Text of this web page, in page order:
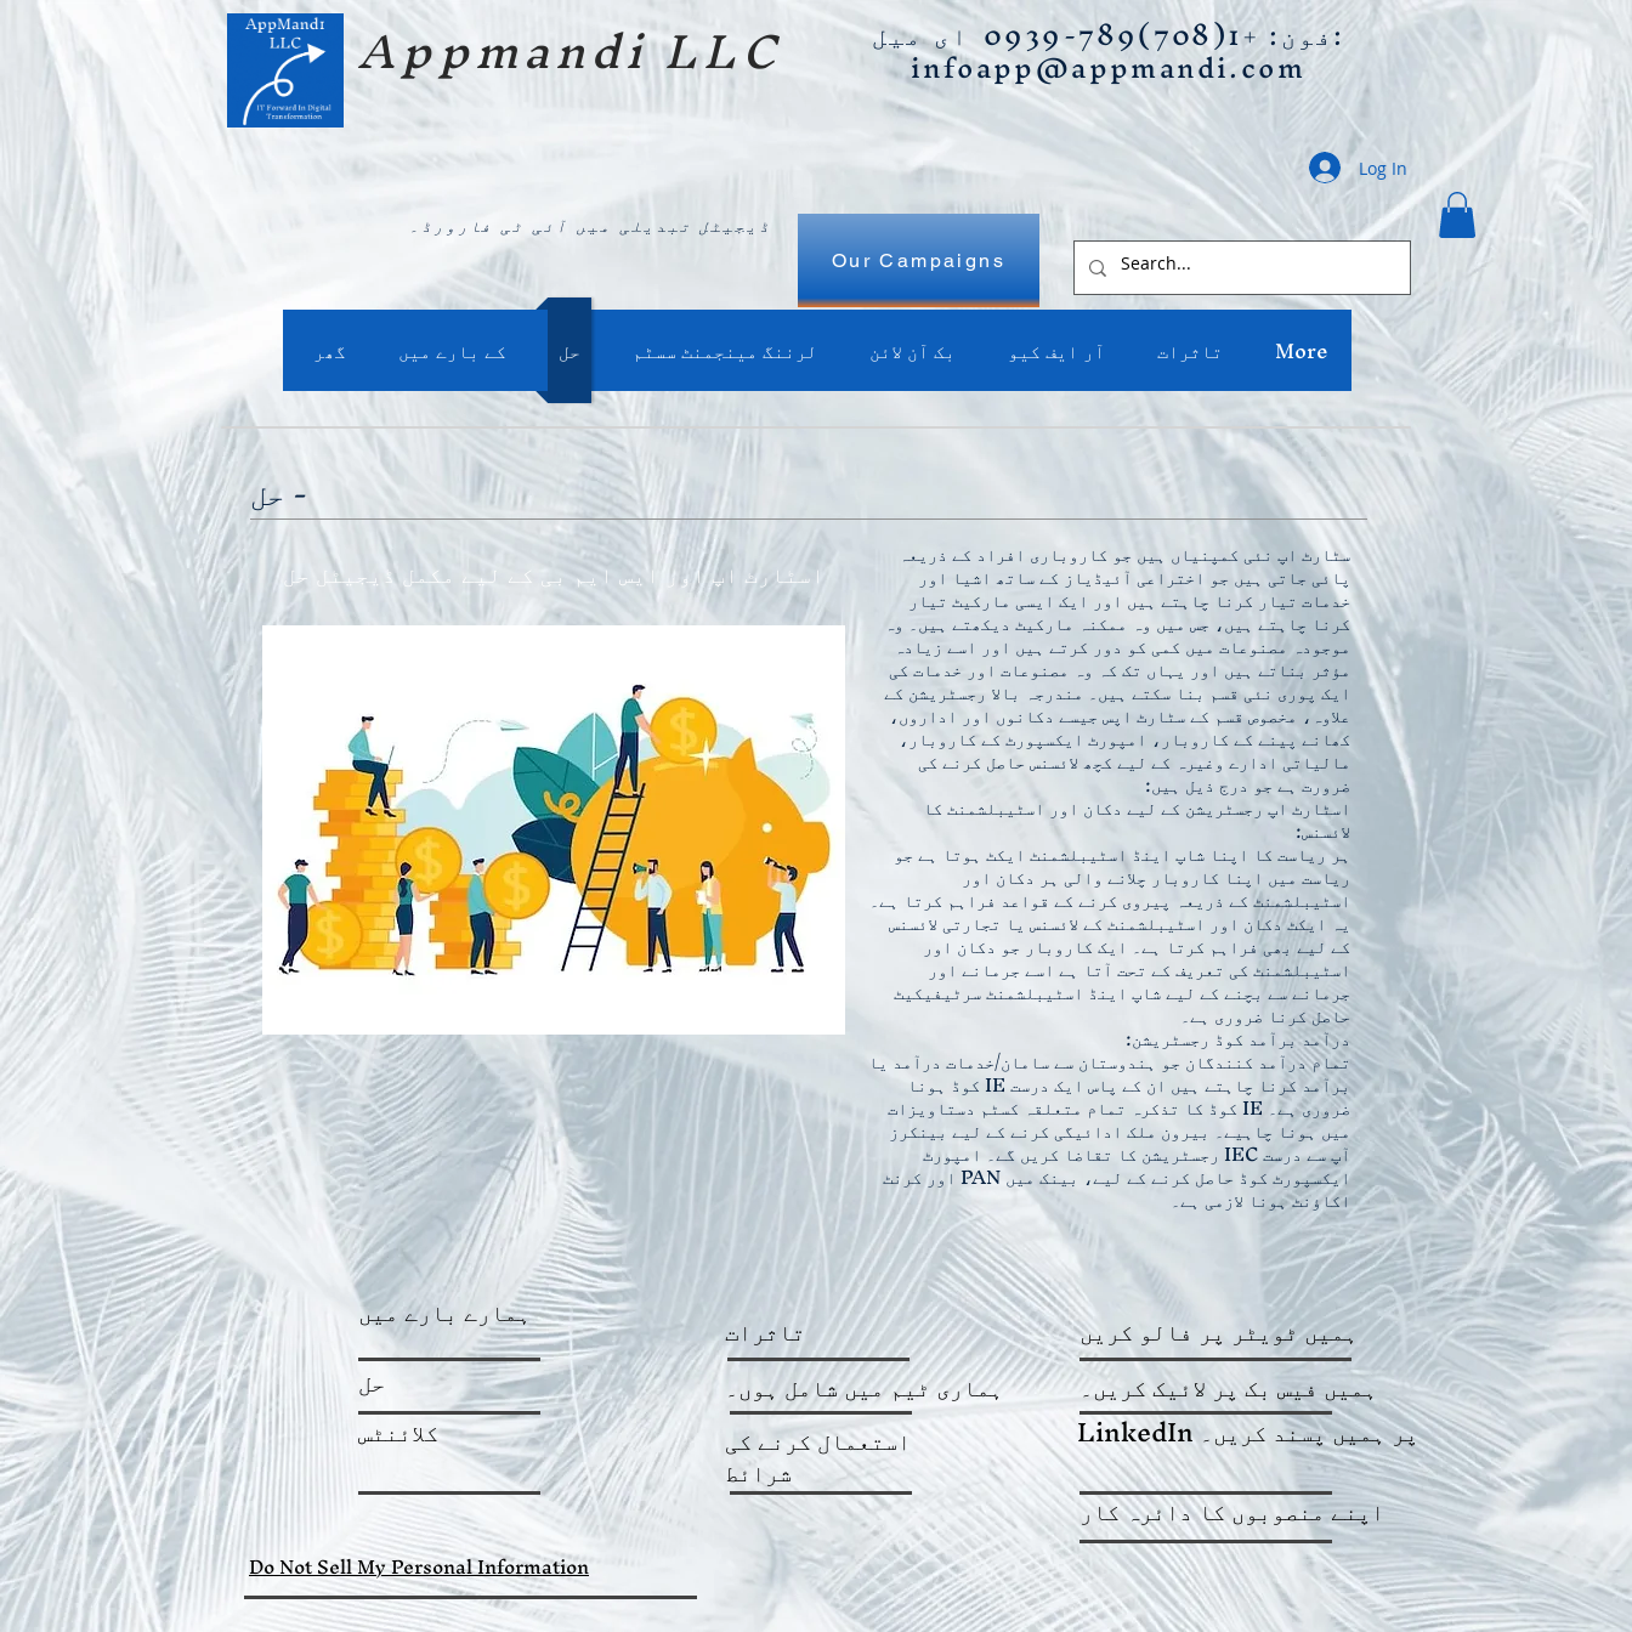
Appmandi LLC فون: +1(708)789-0939ای میل:
infoapp@appmandi.com
Log In
ڈیجیٹل تبدیلی میں آئی ٹی فارورڈ۔
گھر کے بارے میں حل لرننگ مینجمنٹ سسٹم بک آن لائن آر ایف کیو تاثرات More
Our Campaigns
حل -
اسٹارٹ اپ اور ایس ایم بی کے لیے مکمل ڈیجیٹل حل سٹارٹ اپ نئی کمپنیاں ہیں جو کاروباری افراد کے ذریعہ
پائی جاتی ہیں جو اختراعی آئیڈیاز کے ساتھ اشیا اور
خدمات تیار کرنا چاہتے ہیں اور ایک ایسی مارکیٹ تیار
کرنا چاہتے ہیں، جس میں وہ ممکنہ مارکیٹ دیکھتے ہیں۔ وہ
موجودہ مصنوعات میں کمی کو دور کرتے ہیں اور اسے زیادہ
مؤثر بناتے ہیں اور یہاں تک کہ وہ مصنوعات اور خدمات کی
ایک پوری نئی قسم بنا سکتے ہیں۔ مندرجہ بالا رجسٹریشن کے
علاوہ، مخصوص قسم کے سٹارٹ اپس جیسے دکانوں اور اداروں،
کھانے پینے کے کاروبار، امپورٹ ایکسپورٹ کے کاروبار،
مالیاتی ادارے وغیرہ کے لیے کچھ لائسنس حاصل کرنے کی
ضرورت ہے جو درج ذیل ہیں:
اسٹارٹ اپ رجسٹریشن کے لیے دکان اور اسٹیبلشمنٹ کا
لائسنس:
ہر ریاست کا اپنا شاپ اینڈ اسٹیبلشمنٹ ایکٹ ہوتا ہے جو
ریاست میں اپنا کاروبار چلانے والی ہر دکان اور
اسٹیبلشمنٹ کے ذریعہ پیروی کرنے کے قواعد فراہم کرتا ہے۔
یہ ایکٹ دکان اور اسٹیبلشمنٹ کے لائسنس یا تجارتی لائسنس
کے لیے بھی فراہم کرتا ہے۔ ایک کاروبار جو دکان اور
اسٹیبلشمنٹ کی تعریف کے تحت آتا ہے اسے جرمانے اور
جرمانے سے بچنے کے لیے شاپ اینڈ اسٹیبلشمنٹ سرٹیفیکیٹ
حاصل کرنا ضروری ہے۔
درآمد برآمد کوڈ رجسٹریشن:
تمام درآمد کنندگان جو ہندوستان سے سامان/خدمات درآمد یا
برآمد کرنا چاہتے ہیں ان کے پاس ایک درست IE کوڈ ہونا
ضروری ہے۔ IE کوڈ کا تذکرہ تمام متعلقہ کسٹم دستاویزات
میں ہونا چاہیے۔ بیرون ملک ادائیگی کرنے کے لیے بینکرز
آپ سے درست IEC رجسٹریشن کا تقاضا کریں گے۔ امپورٹ
ایکسپورٹ کوڈ حاصل کرنے کے لیے، بینک میں PAN اور کرنٹ
اکاؤنٹ ہونا لازمی ہے۔
ہمارے بارے میں
حل
کلائنٹس
تاثرات
ہماری ٹیم میں شامل ہوں۔
استعمال کرنے کی
شرائط
ہمیں ٹویٹر پر فالو کریں
ہمیں فیس بک پر لائیک کریں۔
LinkedIn پر ہمیں پسند کریں۔
اپنے منصوبوں کا دائرہ کار
Do Not Sell My Personal Information